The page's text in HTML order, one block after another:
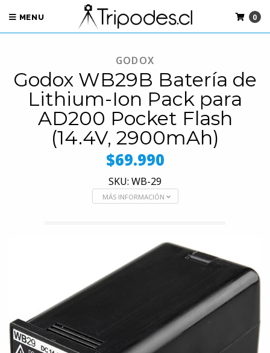
MENU 0
GODOX
Godox WB29B Batería de
Lithium-Ion Pack para
AD200 Pocket Flash
(14.4V, 2900mAh)
$69.990
SKU: WB-29
MÁS INFORMACIÓN